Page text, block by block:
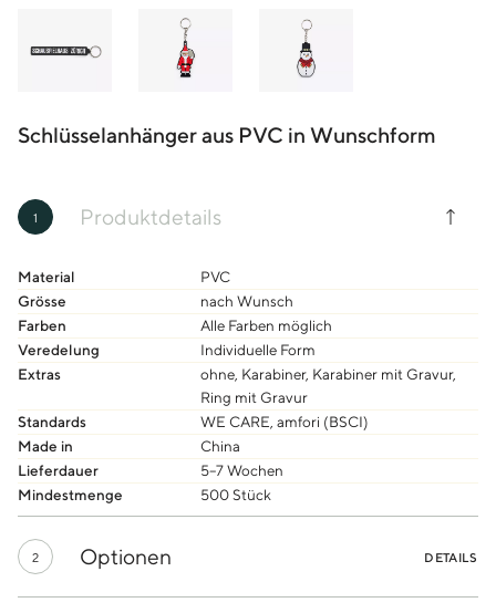
Schlüsselanhänger aus PVC in Wunschform
1 Produktdetails
Material
PVC
Grösse
nach Wunsch
Farben
Alle Farben möglich
Veredelung
Individuelle Form
Extras
ohne, Karabiner, Karabiner mit Gravur,
Ring mit Gravur
Standards
WE CARE, amfori (BSCI)
Made in
China
Lieferdauer
5–7 Wochen
Mindestmenge
500 Stück
2 Optionen DETAILS